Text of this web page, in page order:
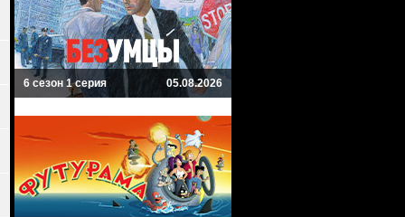
6 сезон 1 серия 05.08.2026